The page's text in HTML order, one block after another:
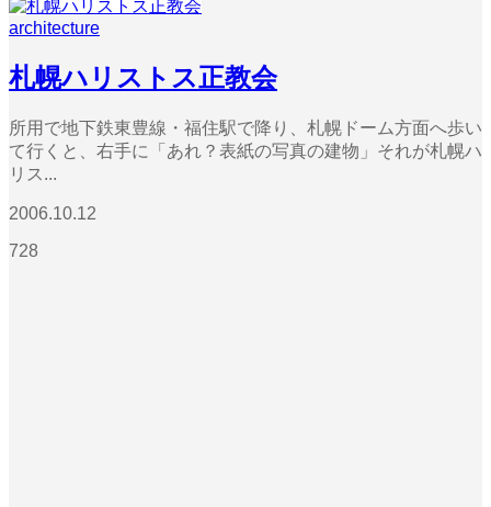
architecture
札幌ハリストス正教会
所用で地下鉄東豊線・福住駅で降り、札幌ドーム方面へ歩い
て行くと、右手に「あれ？表紙の写真の建物」それが札幌ハ
リス...
2006.10.12
728